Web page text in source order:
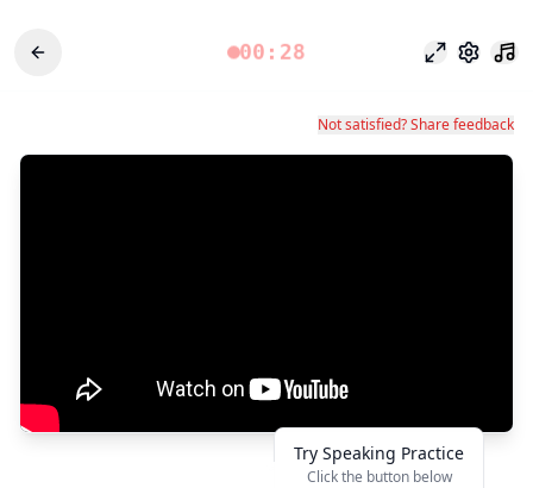
00:28 Chế độ tập
Cài đặt
Not satisfied? Share feedback
Try Speaking Practice
Click the button below